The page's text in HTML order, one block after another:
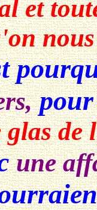
et
pour
de
une